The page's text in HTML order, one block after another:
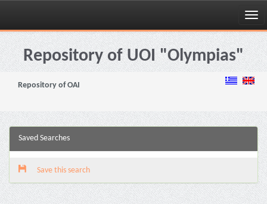
Skip
navigationRepository of UOI "Olympias"
Repository of OAI
Saved Searches
Save this search